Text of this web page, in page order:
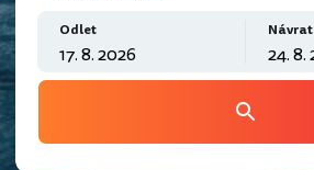
Odlet Návrat